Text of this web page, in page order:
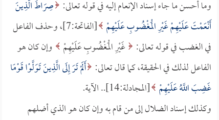
وما أحسن ما جاء إسناد الإنعام إليه في قوله تعالى: صِرَاطَ الَّذِينَ
أَنْعَمْتَ عَلَيْهِمْ غَيْرِ الْمَغْضُوبِ عَلَيْهِمْ
[الفاتحة:7]، وحذف الفاعل
في الغضب في قوله تعالى: غَيْرِ الْمَغْضُوبِ عَلَيْهِمْ
وإن كان هو
الفاعل لذلك في الحقيقة، كما قال تعالى: أَلَمْ تَرَ إِلَى الَّذِينَ تَوَلَّوْا قَوْمًا
غَضِبَ اللَّهُ عَلَيْهِمْ [المجادلة:14].. الآية.
وكذلك إسناد الضلال إلى من قام به وإن كان هو الذي أضلهم